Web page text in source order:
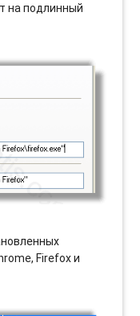
на подлинный
Firefox и